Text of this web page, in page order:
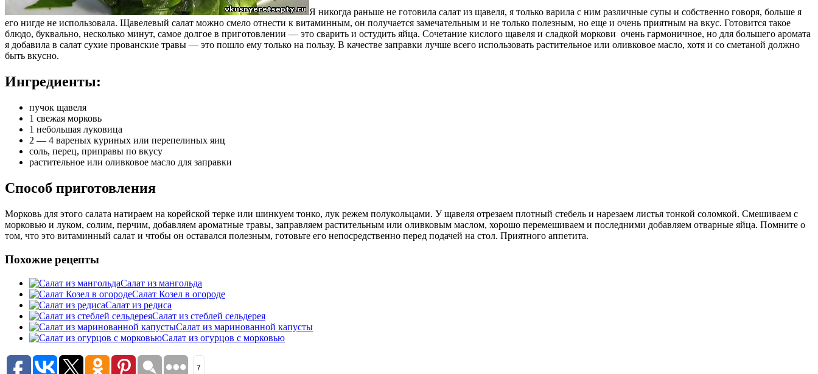
Я никогда раньше не готовила салат из щавеля, я только варила с ним различные супы и собственно говоря, больше я
его нигде не использовала. Щавелевый салат можно смело отнести к витаминным, он получается замечательным и не только полезным, но еще и очень приятным на вкус. Готовится такое
блюдо, буквально, несколько минут, самое долгое в приготовлении — это сварить и остудить яйца. Сочетание кислого щавеля и сладкой моркови очень гармоничное, но для большего аромата
я добавила в салат сухие прованские травы — это пошло ему только на пользу. В качестве заправки лучше всего использовать растительное или оливковое масло, хотя и со сметаной должно
быть вкусно.
Ингредиенты:
пучок щавеля
1 свежая морковь
1 небольшая луковица
2 — 4 вареных куриных или перепелиных яиц
соль, перец, приправы по вкусу
растительное или оливковое масло для заправки
Способ приготовления
Морковь для этого салата натираем на корейской терке или шинкуем тонко, лук режем полукольцами. У щавеля отрезаем плотный стебель и нарезаем листья тонкой соломкой. Смешиваем с
морковью и луком, солим, перчим, добавляем ароматные травы, заправляем растительным или оливковым маслом, хорошо перемешиваем и последними добавляем отварные яйца. Помните о
том, что это витаминный салат и чтобы он оставался полезным, готовьте его непосредственно перед подачей на стол. Приятного аппетита.
Похожие рецепты
Салат из мангольда
Салат Козел в огороде
Салат из редиса
Салат из стеблей сельдерея
Салат из маринованной капусты
Салат из огурцов с морковью
7